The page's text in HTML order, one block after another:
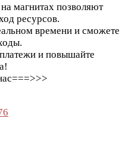
магнитах позволяют
ресурсов.
времени и сможете
и повышайте